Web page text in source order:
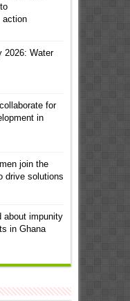
action
2026: Water
for
in
join the
drive solutions
about impunity
in Ghana